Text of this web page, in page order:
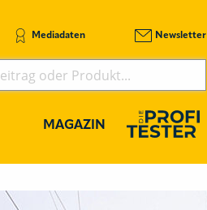
Mediadaten Newsletter
MAGAZIN